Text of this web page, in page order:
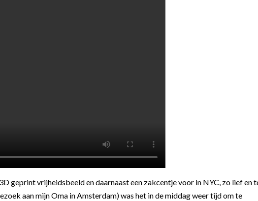
geprint vrijheidsbeeld en daarnaast een zakcentje voor in NYC, zo lief en
aan mijn Oma in Amsterdam) was het in de middag weer tijd om te